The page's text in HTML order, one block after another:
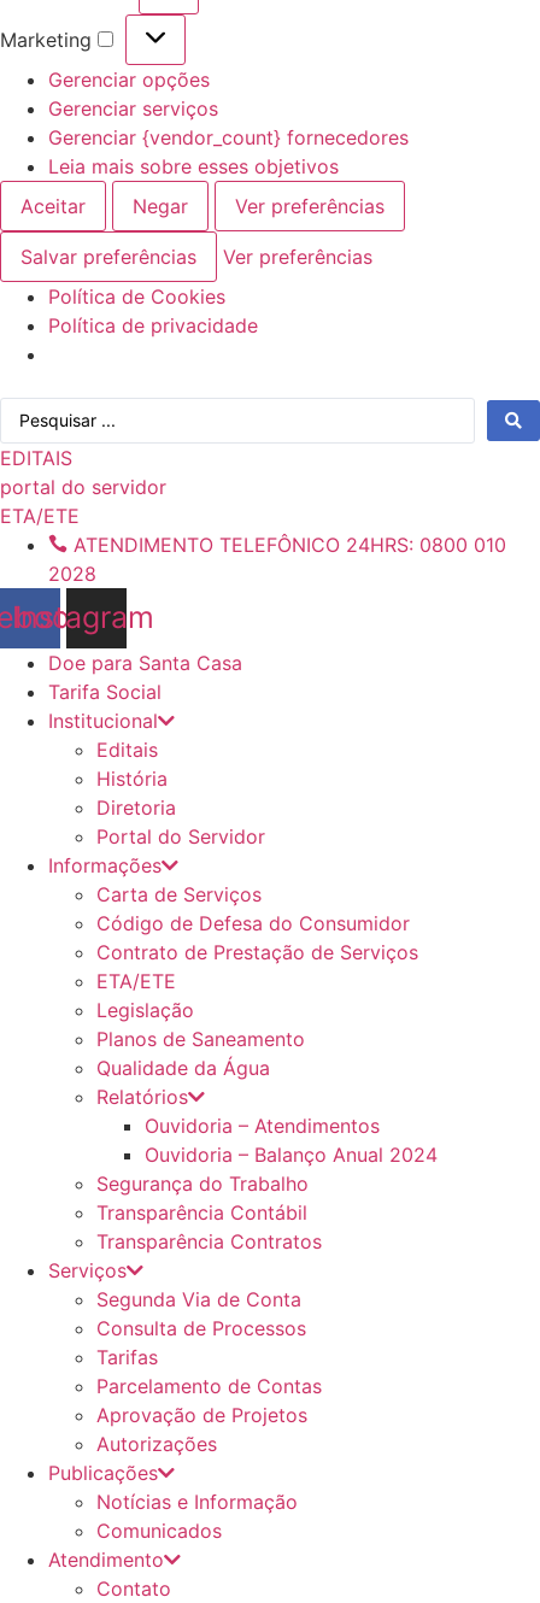
Marketing
Marketing
Gerenciar opções
Gerenciar serviços
Gerenciar {vendor_count} fornecedores
Leia mais sobre esses objetivos
Aceitar
Negar Ver preferências
Salvar preferências
Ver preferências
Política de Cookies
Política de privacidade
para
o
conteúdo
Pesquisar
EDITAIS
portal do servidor
ETA/ETE
ATENDIMENTO TELEFÔNICO 24HRS: 0800 010
2028
Instagram
Doe para Santa Casa
Tarifa Social
Institucional
Editais
História
Diretoria
Portal do Servidor
Informações
Carta de Serviços
Código de Defesa do Consumidor
Contrato de Prestação de Serviços
ETA/ETE
Legislação
Planos de Saneamento
Qualidade da Água
Relatórios
Ouvidoria – Atendimentos
Ouvidoria – Balanço Anual 2024
Segurança do Trabalho
Transparência Contábil
Transparência Contratos
Serviços
Segunda Via de Conta
Consulta de Processos
Tarifas
Parcelamento de Contas
Aprovação de Projetos
Autorizações
Publicações
Notícias e Informação
Comunicados
Atendimento
Contato